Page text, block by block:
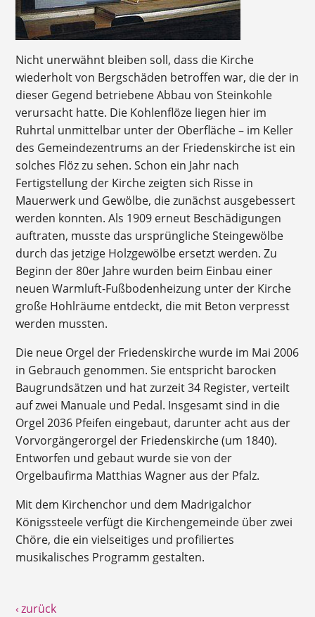
Nicht unerwähnt bleiben soll, dass die Kirche
wiederholt von Bergschäden betroffen war, die der in
dieser Gegend betriebene Abbau von Steinkohle
verursacht hatte. Die Kohlenflöze liegen hier im
Ruhrtal unmittelbar unter der Oberfläche – im Keller
des Gemeindezentrums an der Friedenskirche ist ein
solches Flöz zu sehen. Schon ein Jahr nach
Fertigstellung der Kirche zeigten sich Risse in
Mauerwerk und Gewölbe, die zunächst ausgebessert
werden konnten. Als 1909 erneut Beschädigungen
auftraten, musste das ursprüngliche Steingewölbe
durch das jetzige Holzgewölbe ersetzt werden. Zu
Beginn der 80er Jahre wurden beim Einbau einer
neuen Warmluft-Fußbodenheizung unter der Kirche
große Hohlräume entdeckt, die mit Beton verpresst
werden mussten.
Die neue Orgel der Friedenskirche wurde im Mai 2006
in Gebrauch genommen. Sie entspricht barocken
Baugrundsätzen und hat zurzeit 34 Register, verteilt
auf zwei Manuale und Pedal. Insgesamt sind in die
Orgel 2036 Pfeifen eingebaut, darunter acht aus der
Vorvorgängerorgel der Friedenskirche (um 1840).
Entworfen und gebaut wurde sie von der
Orgelbaufirma Matthias Wagner aus der Pfalz.
Mit dem Kirchenchor und dem Madrigalchor
Königssteele verfügt die Kirchengemeinde über zwei
Chöre, die ein vielseitiges und profiliertes
musikalisches Programm gestalten.
‹ zurück